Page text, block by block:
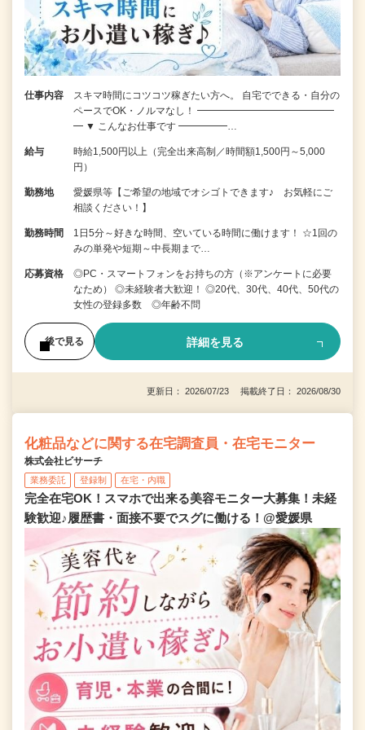
仕事内容
スキマ時間にコツコツ稼ぎたい方へ。 自宅でできる・自分の
ペースでOK・ノルマなし！ ━━━━━━━━━━━━━━
━ ▼ こんなお仕事です ━━━━━…
給与
時給1,500円以上（完全出来高制／時間額1,500円～5,000
円）
勤務地
愛媛県等【ご希望の地域でオシゴトできます♪ お気軽にご
相談ください！】
勤務時間
1日5分～好きな時間、空いている時間に働けます！ ☆1回の
みの単発や短期～中長期まで…
応募資格
◎PC・スマートフォンをお持ちの方（※アンケートに必要
なため） ◎未経験者大歓迎！ ◎20代、30代、40代、50代の
女性の登録多数 ◎年齢不問
後で見る 詳細を見る
更新日： 2026/07/23 掲載終了日： 2026/08/30
化粧品などに関する在宅調査員・在宅モニター
株式会社ビサーチ
業務委託 登録制 在宅・内職
完全在宅OK！スマホで出来る美容モニター大募集！未経
験歓迎♪履歴書・面接不要でスグに働ける！@愛媛県